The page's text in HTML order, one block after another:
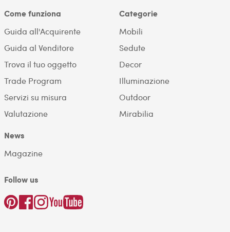
Come funziona
Guida all'Acquirente
Guida al Venditore
Trova il tuo oggetto
Trade Program
Servizi su misura
Valutazione
Categorie
Mobili
Sedute
Decor
Illuminazione
Outdoor
Mirabilia
News
Magazine
Follow us